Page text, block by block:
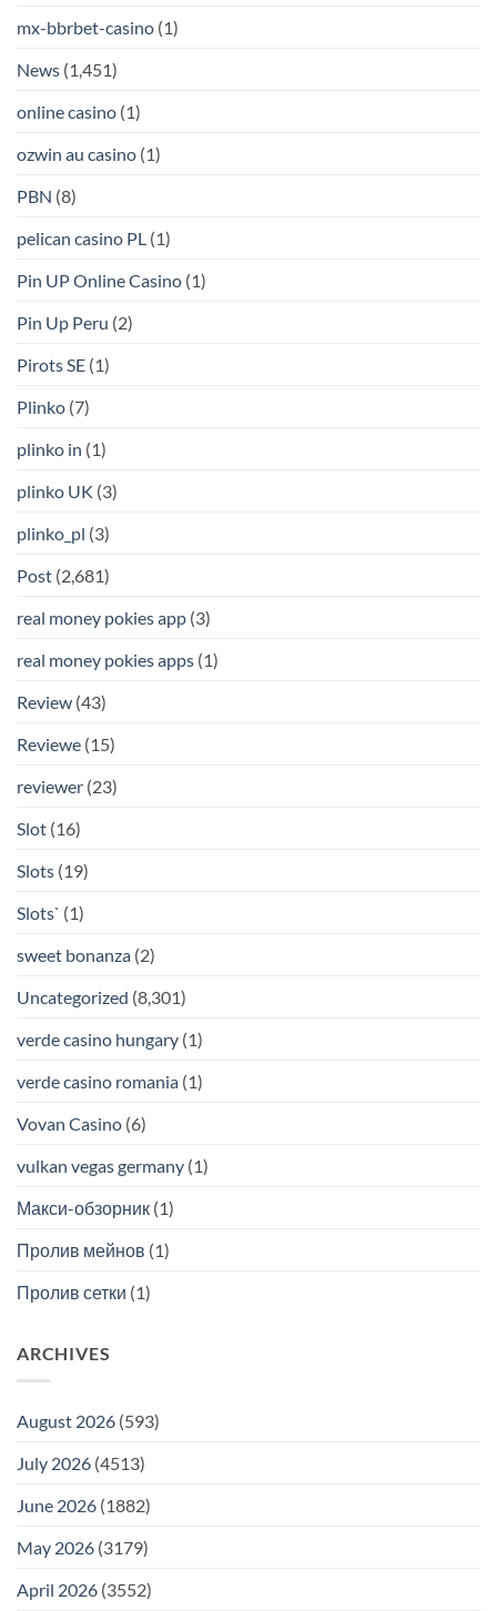
mx-bbrbet-casino (1)
News (1,451)
online casino (1)
ozwin au casino (1)
PBN (8)
pelican casino PL (1)
Pin UP Online Casino (1)
Pin Up Peru (2)
Pirots SE (1)
Plinko (7)
plinko in (1)
plinko UK (3)
plinko_pl (3)
Post (2,681)
real money pokies app (3)
real money pokies apps (1)
Review (43)
Reviewe (15)
reviewer (23)
Slot (16)
Slots (19)
Slots` (1)
sweet bonanza (2)
Uncategorized (8,301)
verde casino hungary (1)
verde casino romania (1)
Vovan Casino (6)
vulkan vegas germany (1)
Макси-обзорник (1)
Пролив мейнов (1)
Пролив сетки (1)
ARCHIVES
August 2026 (593)
July 2026 (4513)
June 2026 (1882)
May 2026 (3179)
April 2026 (3552)